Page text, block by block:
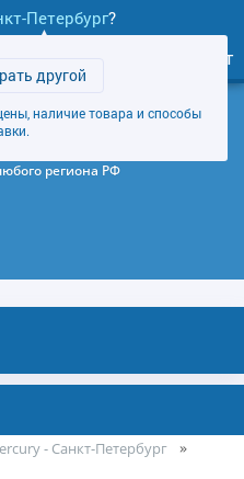
Петербург?
другой
наличие товара и способы
Личный кабинет
(Карта)
региона РФ
- Санкт-Петербург